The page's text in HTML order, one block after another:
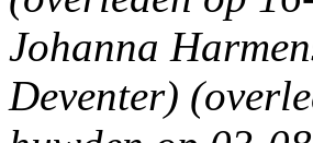
Johanna
Deventer)